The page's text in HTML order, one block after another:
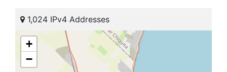
1,024 IPv4 Addresses
+
−